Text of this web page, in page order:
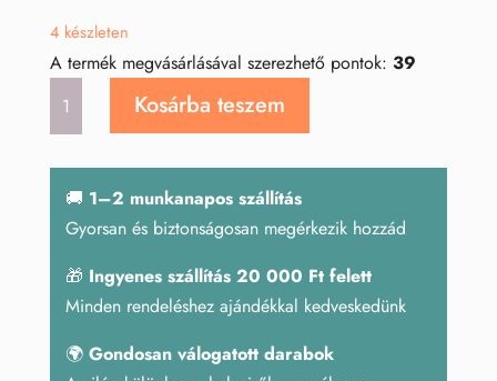
4 készleten
A termék megvásárlásával szerezhető pontok: 39
HegyikristályKosárba teszem
🚚 1–2 munkanapos szállítás
Gyorsan és biztonságosan megérkezik hozzád
🎁 Ingyenes szállítás 20 000 Ft felett
Minden rendeléshez ajándékkal kedveskedünk
🌍 Gondosan válogatott darabok